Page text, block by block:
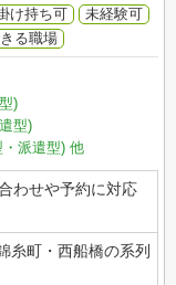
け持ち可
未経験可
る職場
)
型)
派遣型) 他
わせや予約に対応
町・西船橋の系列